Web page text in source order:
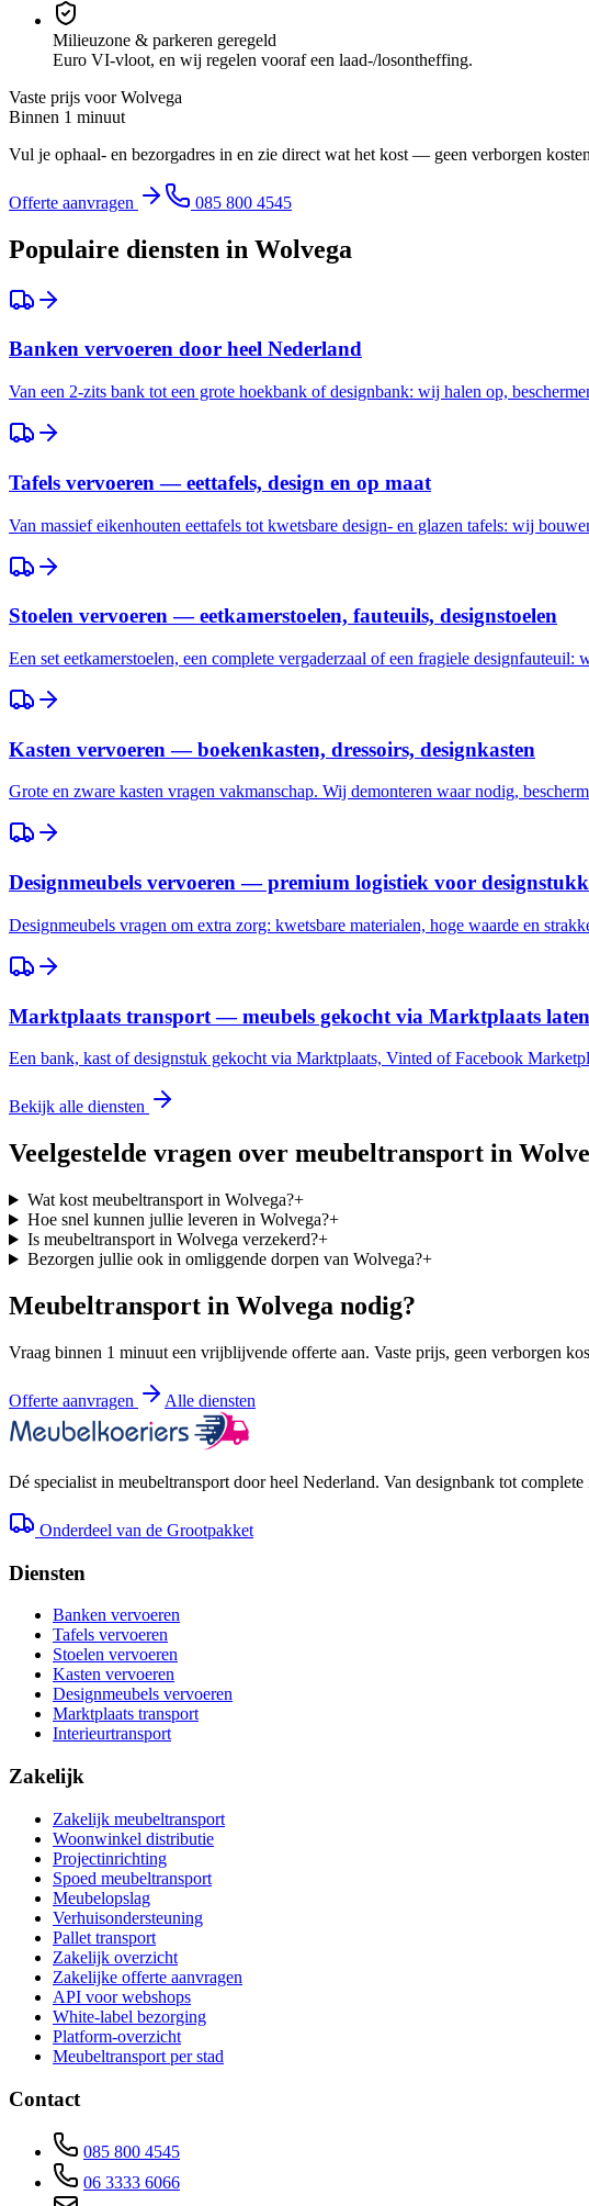
Milieuzone & parkeren geregeld
Euro VI-vloot, en wij regelen vooraf een laad-/losontheffing.
Vaste prijs voorWolvega
Binnen 1 minuut
Vul je ophaal- en bezorgadres in en zie direct wat het kost — geen verborgen
Offerte aanvragen 085 800 4545
Populaire diensten in Wolvega
Banken vervoeren door heel Nederland
Van een 2-zits bank tot een grote hoekbank of designbank: wij halen op,
Tafels vervoeren — eettafels, design en op maat
Van massief eikenhouten eettafels tot kwetsbare design- en glazen tafels: wij
Stoelen vervoeren — eetkamerstoelen, fauteuils, designstoelen
Een set eetkamerstoelen, een complete vergaderzaal of een fragiele
Kasten vervoeren — boekenkasten, dressoirs, designkasten
Grote en zware kasten vragen vakmanschap. Wij demonteren waar nodig,
Designmeubels vervoeren — premium logistiek voor
Designmeubels vragen om extra zorg: kwetsbare materialen, hoge waarde en
Marktplaats transport — meubels gekocht via Marktplaats
Een bank, kast of designstuk gekocht via Marktplaats, Vinted of Facebook
Bekijk alle diensten
Veelgestelde vragen over meubeltransport in
Wat kost meubeltransport in Wolvega?+
Hoe snel kunnen jullie leveren in Wolvega?+
Is meubeltransport in Wolvega verzekerd?+
Bezorgen jullie ook in omliggende dorpen van Wolvega?+
Meubeltransport in Wolvega nodig?
Vraag binnen 1 minuut een vrijblijvende offerte aan. Vaste prijs, geen verborgen
Offerte aanvragen Alle diensten
Dé specialist in meubeltransport door heel Nederland. Van designbank tot
Onderdeel van de Grootpakket
Diensten
Banken vervoeren
Tafels vervoeren
Stoelen vervoeren
Kasten vervoeren
Designmeubels vervoeren
Marktplaats transport
Interieurtransport
Zakelijk
Zakelijk meubeltransport
Woonwinkel distributie
Projectinrichting
Spoed meubeltransport
Meubelopslag
Verhuisondersteuning
Pallet transport
Zakelijk overzicht
Zakelijke offerte aanvragen
API voor webshops
White-label bezorging
Platform-overzicht
Meubeltransport per stad
Contact
085 800 4545
06 3333 6066